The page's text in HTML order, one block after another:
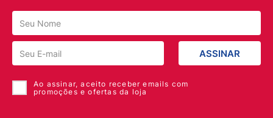
ASSINAR
Ao assinar, aceito receber emails com
promoções e ofertas da loja